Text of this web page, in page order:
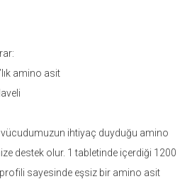
amino asit
ihtiyaç duyduğu amino
destek olur. 1 tabletinde içerdiği 1200
sayesinde eşsiz bir amino asit